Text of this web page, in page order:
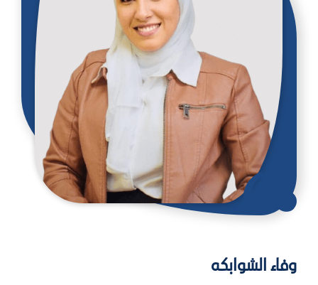
وفاء الشوابكه